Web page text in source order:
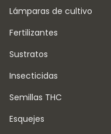
Lámparas de cultivo
Fertilizantes
Sustratos
Insecticidas
Semillas THC
Esquejes